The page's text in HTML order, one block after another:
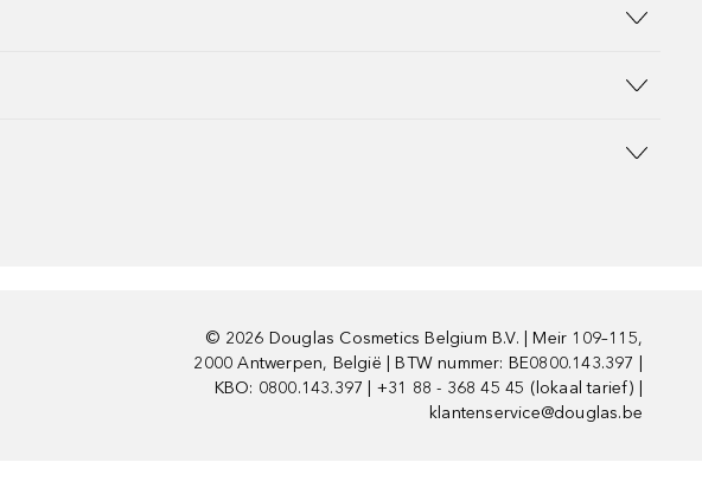
© 2026 Douglas Cosmetics Belgium B.V. | Meir 109–115,
2000 Antwerpen, België | BTW nummer: BE0800.143.397 |
KBO: 0800.143.397 | +31 88 - 368 45 45 (lokaal tarief) |
klantenservice@douglas.be